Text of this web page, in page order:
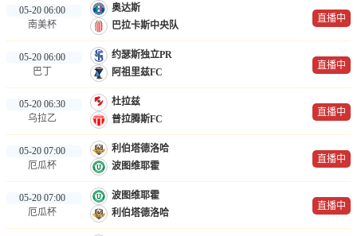
体育词条
05-20 06:00
南美杯
奥达斯
巴拉卡斯中央队
直播中
05-20 06:00
巴丁
约瑟斯独立PR
阿祖里兹FC
直播中
05-20 06:30
乌拉乙
杜拉兹
普拉腾斯FC
直播中
05-20 07:00
厄瓜杯
利伯塔德洛哈
波图维耶霍
直播中
05-20 07:00
厄瓜杯
波图维耶霍
利伯塔德洛哈
直播中